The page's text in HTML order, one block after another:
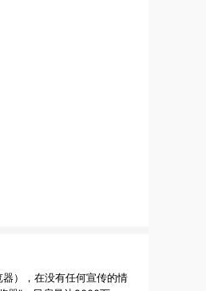
），在没有任何宣传的情